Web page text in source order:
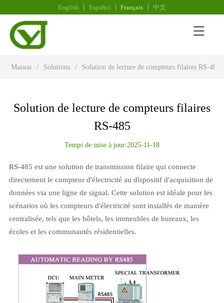
English Español Français 中文
Maison / Solutions / Solution de lecture de compteurs filaires RS-485
Solution de lecture de compteurs filaires
RS-485
Temps de mise à jour:2025-11-18
RS-485 est une solution de transmission filaire qui connecte
directement le compteur d'électricité au dispositif d'acquisition de
données via une ligne de signal. Cette solution est idéale pour les
scénarios où les compteurs d'électricité sont installés de manière
centralisée, tels que les hôtels, les immeubles de bureaux, les
écoles et les communautés résidentielles.